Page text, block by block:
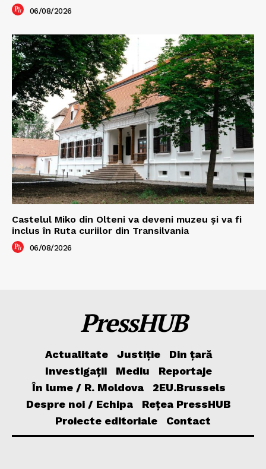
06/08/2026
Castelul Miko din Olteni va deveni muzeu şi va fi
inclus în Ruta curiilor din Transilvania
06/08/2026
PressHUB
Actualitate Justiție
Din țară
Investigații
Mediu
Reportaje
În lume / R. Moldova
2EU.Brussels
Despre noi / Echipa
Rețea PressHUB
Proiecte editoriale
Contact